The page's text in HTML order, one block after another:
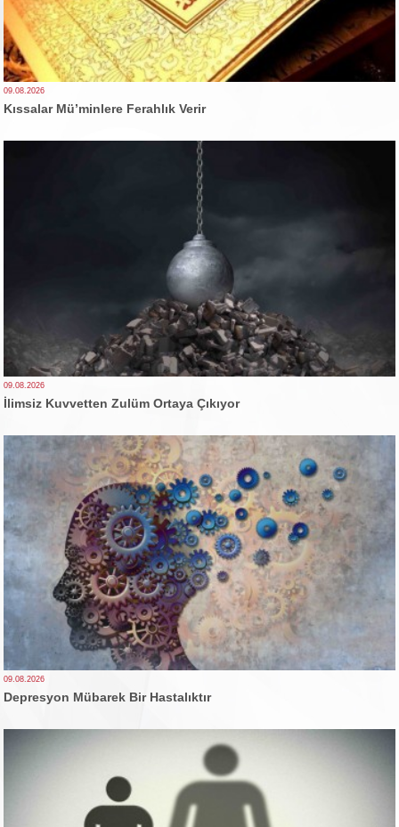
09.08.2026
Kıssalar Mü’minlere Ferahlık Verir
09.08.2026
İlimsiz Kuvvetten Zulüm Ortaya Çıkıyor
09.08.2026
Depresyon Mübarek Bir Hastalıktır